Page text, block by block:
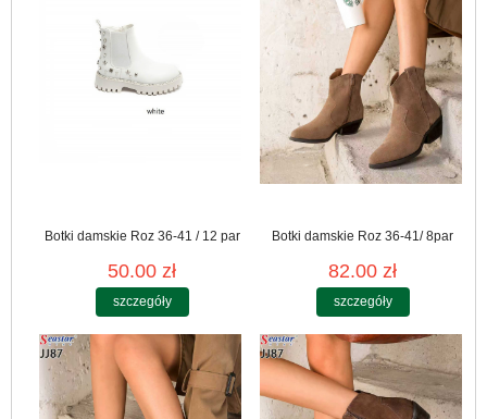
Botki damskie Roz 36-41 / 12 par
50.00 zł
szczegóły
Botki damskie Roz 36-41/ 8par
82.00 zł
szczegóły